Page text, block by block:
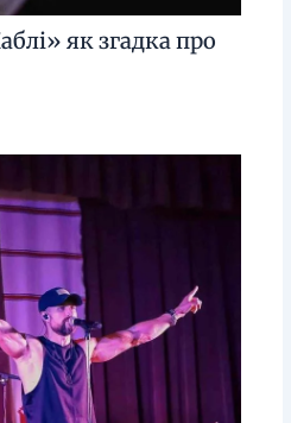
як згадка про